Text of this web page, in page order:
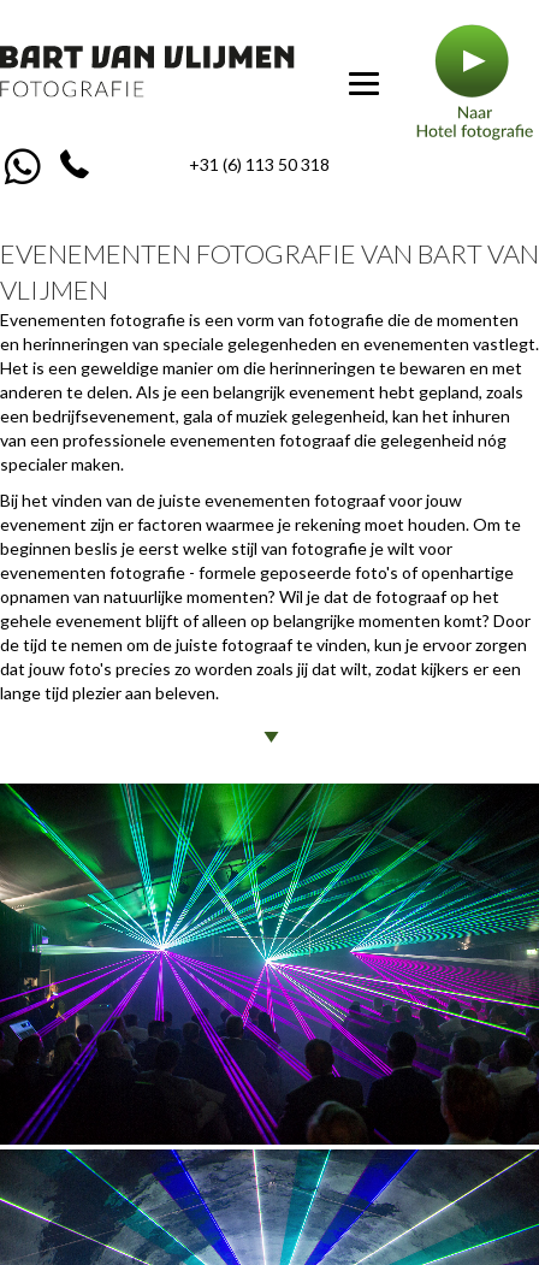
+31 (6) 113 50 318
EVENEMENTEN FOTOGRAFIE VAN BART VAN
VLIJMEN
Evenementen fotografie is een vorm van fotografie die de momenten
en herinneringen van speciale gelegenheden en evenementen vastlegt.
Het is een geweldige manier om die herinneringen te bewaren en met
anderen te delen. Als je een belangrijk evenement hebt gepland, zoals
een bedrijfsevenement, gala of muziek gelegenheid, kan het inhuren
van een professionele evenementen fotograaf die gelegenheid nóg
specialer maken.
Bij het vinden van de juiste evenementen fotograaf voor jouw
evenement zijn er factoren waarmee je rekening moet houden. Om te
beginnen beslis je eerst welke stijl van fotografie je wilt voor
evenementen fotografie - formele geposeerde foto's of openhartige
opnamen van natuurlijke momenten? Wil je dat de fotograaf op het
gehele evenement blijft of alleen op belangrijke momenten komt? Door
de tijd te nemen om de juiste fotograaf te vinden, kun je ervoor zorgen
dat jouw foto's precies zo worden zoals jij dat wilt, zodat kijkers er een
lange tijd plezier aan beleven.